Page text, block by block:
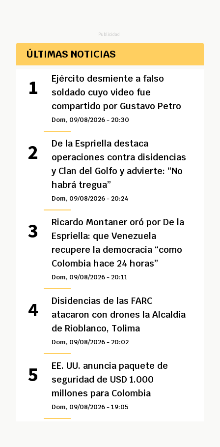
Publicidad
ÚLTIMAS NOTICIAS
Ejército desmiente a falso
soldado cuyo video fue
compartido por Gustavo Petro
Dom, 09/08/2026 - 20:30
De la Espriella destaca
operaciones contra disidencias
y Clan del Golfo y advierte: “No
habrá tregua”
Dom, 09/08/2026 - 20:24
Ricardo Montaner oró por De la
Espriella: que Venezuela
recupere la democracia “como
Colombia hace 24 horas”
Dom, 09/08/2026 - 20:11
Disidencias de las FARC
atacaron con drones la Alcaldía
de Rioblanco, Tolima
Dom, 09/08/2026 - 20:02
EE. UU. anuncia paquete de
seguridad de USD 1.000
millones para Colombia
Dom, 09/08/2026 - 19:05